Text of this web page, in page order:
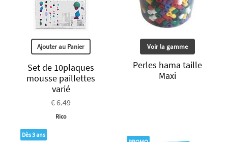
Ajouter au Panier
Set de 10plaques
mousse paillettes
varié
€ 6.49
Rico
Voir la gamme
Perles hama taille
Maxi
Dès 3 ans